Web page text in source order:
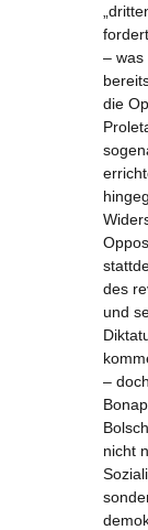
– was
die
des
und
–
nicht